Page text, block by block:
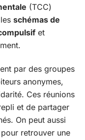
(TCC)
schémas de
et
par des groupes
anonymes,
Ces réunions
et de partager
On peut aussi
pour retrouver une